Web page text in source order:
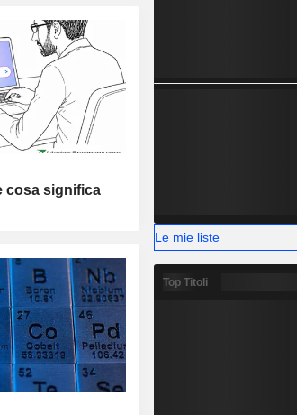
cosa significa
Le mie liste
Top Titoli